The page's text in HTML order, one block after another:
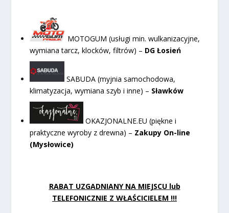
MOTOGUM (usługi min. wulkanizacyjne,
wymiana tarcz, klocków, filtrów) – DG Łosień
SABUDA (myjnia samochodowa,
klimatyzacja, wymiana szyb i inne) – Sławków
OKAZJONALNE.EU (piękne i
praktyczne wyroby z drewna) – Zakupy On-line
(Mysłowice)
RABAT UZGADNIANY NA MIEJSCU lub
TELEFONICZNIE Z WŁAŚCICIELEM !!!